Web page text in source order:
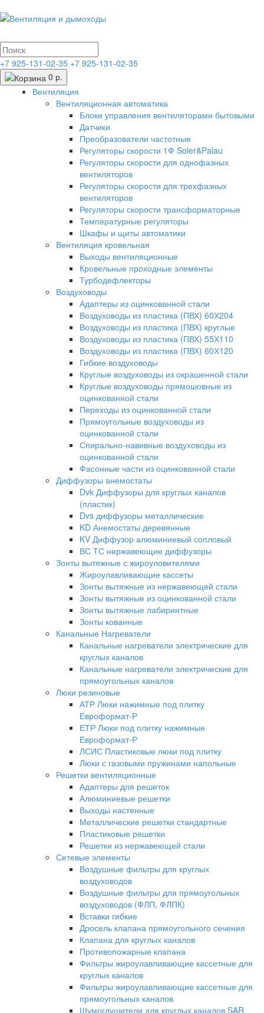
+7 925-131-02-35 +7 925-131-02-35
0 р.
Вентиляция
Вентиляционная автоматика
Блоки управления вентиляторами бытовыми
Датчики
Преобразователи частотные
Регуляторы скорости 1Ф Soler&Palau
Регуляторы скорости для однофазных
вентиляторов
Регуляторы скорости для трехфазных
вентиляторов
Регуляторы скорости трансформаторные
Температурные регуляторы
Шкафы и щиты автоматики
Вентиляция кровельная
Выходы вентиляционные
Кровельные проходные элементы
Турбодефлекторы
Воздуховоды
Адаптеры из оцинкованной стали
Воздуховоды из пластика (ПВХ) 60Х204
Воздуховоды из пластика (ПВХ) круглые
Воздуховоды из пластика (ПВХ) 55Х110
Воздуховоды из пластика (ПВХ) 60Х120
Гибкие воздуховоды
Круглые воздуховоды из окрашенной стали
Круглые воздуховоды прямошовные из
оцинкованной стали
Переходы из оцинкованной стали
Прямоугольные воздуховоды из
оцинкованной стали
Спирально-навивные воздуховоды из
оцинкованной стали
Фасонные части из оцинкованной стали
Диффузоры анемостаты
Dvk Диффузоры для круглых каналов
(пластик)
Dvs диффузоры металлические
KD Анемостаты деревянные
KV Диффузор алюминиевый сопловый
ВС ТС нержавеющие диффузоры
Зонты вытяжные с жироуловителями
Жироулавливающие кассеты
Зонты вытяжные из нержавеющей стали
Зонты вытяжные из оцинкованной стали
Зонты вытяжные лабиринтные
Зонты кованные
Канальные Нагреватели
Канальные нагреватели электрические для
круглых каналов
Канальные нагреватели электрические для
прямоугольных каналов
Люки резиновые
АТР Люки нажимные под плитку
Евроформат-Р
ЕТР Люки под плитку нажимные
Евроформат-Р
ЛСИС Пластиковые люки под плитку
Люки с газовыми пружинами напольные
Решетки вентиляционные
Адаптеры для решеток
Алюминиевые решетки
Выходы настенные
Металлические решетки стандартные
Пластиковые решетки
Решетки из нержавеющей стали
Сетевые элементы
Воздушные фильтры для круглых
воздуховодов
Воздушные фильтры для прямоугольных
воздуховодов (ФЛП, ФЛПК)
Вставки гибкие
Дросель клапана прямоугольного сечения
Клапана для круглых каналов
Противопожарные клапана
Фильтры жироулавливающие кассетные для
круглых каналов
Фильтры жироулавливающие кассетные для
прямоугольных каналов
Шумоглушители для круглых каналов SAR